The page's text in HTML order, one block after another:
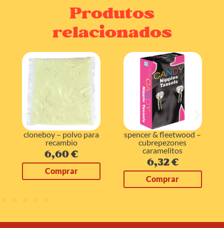
Produtos
relacionados
cloneboy – polvo para
recambio
6,60€
Comprar
spencer & fleetwood –
cubrepezones
caramelitos
6,32€
Comprar